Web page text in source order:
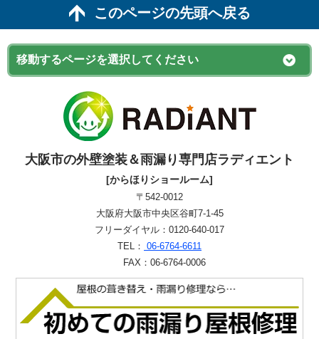
このページの先頭へ戻る
大阪市の外壁塗装＆雨漏り専門店ラディエント
[からほりショールーム]
〒542-0012
大阪府大阪市中央区谷町7-1-45
フリーダイヤル：0120-640-017
TEL： 06-6764-6611
FAX：06-6764-0006